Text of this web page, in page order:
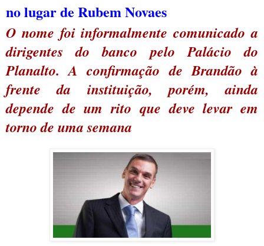
no lugar de Rubem Novaes
O nome foi informalmente comunicado a
dirigentes do banco pelo Palácio do
Planalto. A confirmação de Brandão à
frente da instituição, porém, ainda
depende de um rito que deve levar em
torno de uma semana